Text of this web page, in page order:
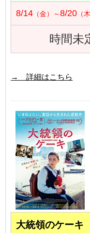
8/14 （金）～8/20 （
時間未
→ 詳細はこちら
大統領のケーキ